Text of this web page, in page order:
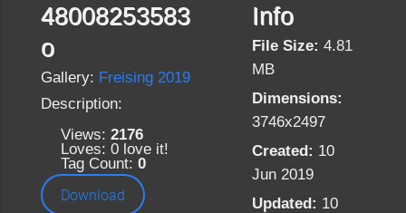
48008253583
o
Gallery: Freising 2019
Description:
Views: 2176
Loves: 0 love it!
Tag Count: 0
Download
Info
File Size: 4.81
MB
Dimensions:
3746x2497
Created: 10
Jun 2019
Updated: 10